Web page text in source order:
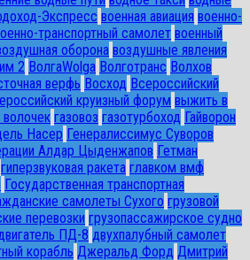
Экспресс военная авиация военно-
транспортный самолет военный
оборона воздушные явления
2 ВолгаWolga Волготранс Волхов
верфь Восход Всероссийский
круизный форум выжить в
газовоз газотурбоход Гайворон
Насер Генералиссимус Суворов
Алдар Цыденжапов Гетман
гиперзвуковая ракета главком вмф
Государственная транспортная
самолеты Сухого грузовой
перевозки грузопассажирское судно
ПД-8 двухпалубный самолет
корабль Джеральд Форд Дмитрий